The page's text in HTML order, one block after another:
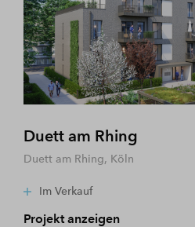
Duett am Rhing
Duett am Rhing, Köln
Im Verkauf
Projekt anzeigen